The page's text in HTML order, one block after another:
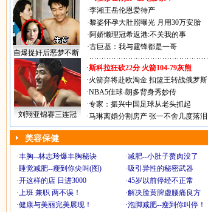
自爆捉奸后恶梦不断
·李湘王岳伦恩爱待产
·黎姿怀孕大肚照曝光 月用30万安胎
·阿娇懒理冠希返港:不关我的事
·古巨基：我与霆锋都是一哥
刘翔亚锦赛三连冠
·斯科拉狂砍22分 火箭104-79灰熊
·火箭弃将赴欧淘金 扣篮王转战俄罗斯
·NBA5佳球-朗多背身秀妙传
·专家：振兴中国足球从老头抓起
·马琳离婚分割房产 张一不舍几度落泪
美容保健
·丰胸--林志玲爆丰胸秘诀 ·减肥--小肚子赘肉没了
·睡觉减肥--瘦到你尖叫(图) ·吸引异性的秘密武器
·开这样的店 日进3000 ·45岁以前停经不正常
·上班 兼职 两不误！ ·解决脸黄脾虚腰痛良方
·健康与美丽完美展现！ ·泡脚减肥--瘦到你叫停！